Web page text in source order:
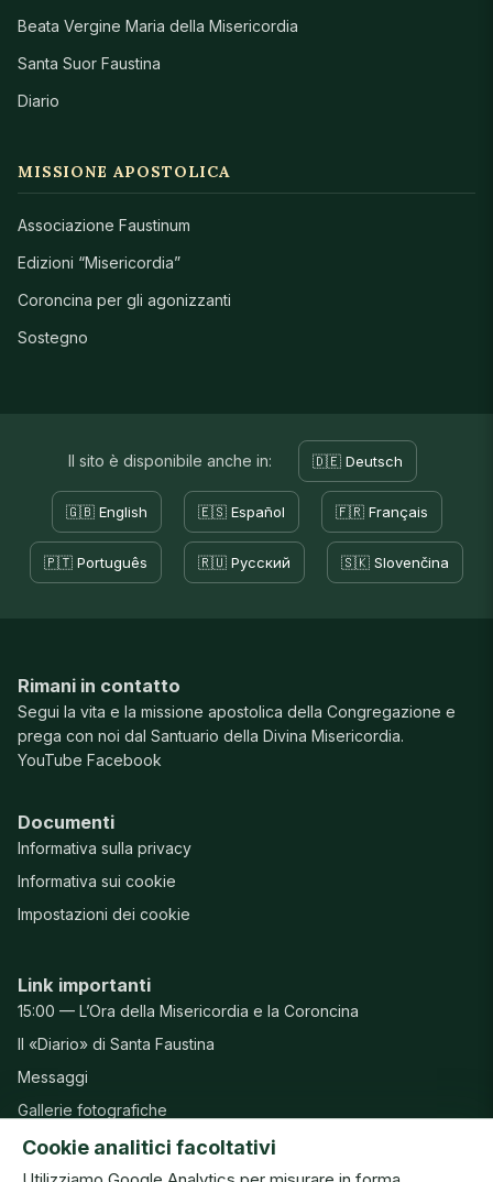
Beata Vergine Maria della Misericordia
Santa Suor Faustina
Diario
MISSIONE APOSTOLICA
Associazione Faustinum
Edizioni “Misericordia”
Coroncina per gli agonizzanti
Sostegno
Il sito è disponibile anche in: 🇩🇪 Deutsch
🇬🇧 English 🇪🇸 Español 🇫🇷 Français
🇵🇹 Português 🇷🇺 Русский 🇸🇰 Slovenčina
Rimani in contatto
Segui la vita e la missione apostolica della Congregazione e
prega con noi dal Santuario della Divina Misericordia.
YouTube Facebook
Documenti
Informativa sulla privacy
Informativa sui cookie
Impostazioni dei cookie
Link importanti
15:00 — L’Ora della Misericordia e la Coroncina
Il «Diario» di Santa Faustina
Messaggi
Gallerie fotografiche
Preghiere
Cookie analitici facoltativi